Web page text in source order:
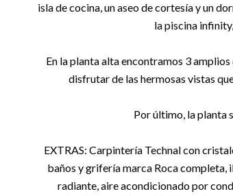
isla de cocina, un aseo de cortesía y un
la piscina
En la planta alta encontramos 3
disfrutar de las hermosas vistas
Por último, la planta
EXTRAS: Carpintería Technal con
baños y grifería marca Roca completa,
radiante, aire acondicionado por